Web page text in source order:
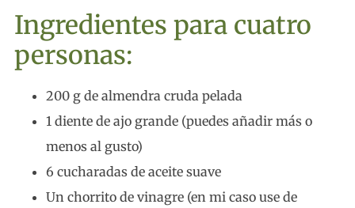
Ingredientes para cuatro
personas:
200 g de almendra cruda pelada
1 diente de ajo grande (puedes añadir más o
menos al gusto)
6 cucharadas de aceite suave
Un chorrito de vinagre (en mi caso use de